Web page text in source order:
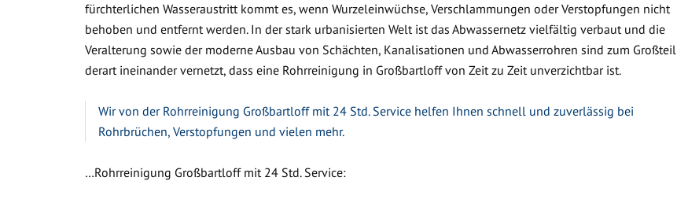
fürchterlichen Wasseraustritt kommt es, wenn Wurzeleinwüchse, Verschlammungen oder Verstopfungen nicht
behoben und entfernt werden. In der stark urbanisierten Welt ist das Abwassernetz vielfältig verbaut und die
Veralterung sowie der moderne Ausbau von Schächten, Kanalisationen und Abwasserrohren sind zum Großteil
derart ineinander vernetzt, dass eine Rohrreinigung in Großbartloff von Zeit zu Zeit unverzichtbar ist.
Wir von der Rohrreinigung Großbartloff mit 24 Std. Service helfen Ihnen schnell und zuverlässig bei
Rohrbrüchen, Verstopfungen und vielen mehr.
…Rohrreinigung Großbartloff mit 24 Std. Service: